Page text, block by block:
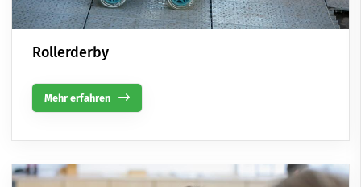
Rollerderby
Mehr erfahren